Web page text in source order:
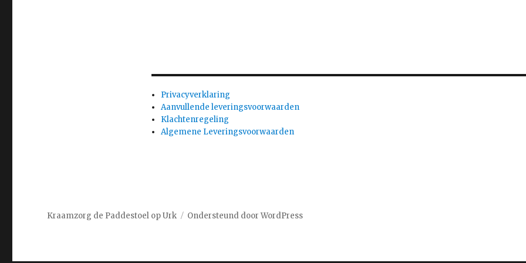
Privacyverklaring
Aanvullende leveringsvoorwaarden
Klachtenregeling
Algemene Leveringsvoorwaarden
Kraamzorg de Paddestoel op Urk Ondersteund door WordPress